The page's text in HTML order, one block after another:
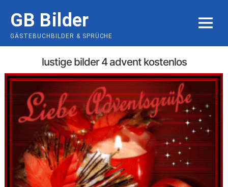
content
GB Bilder
GÄSTEBUCHBILDER & SPRÜCHE
MENU
lustige bilder 4 advent kostenlos